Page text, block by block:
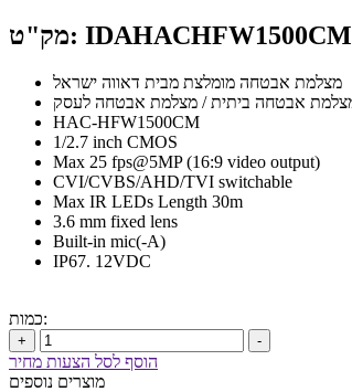
מק"ט: IDAHACHFW1500CM
HAC-HFW1500CM
1/2.7 inch CMOS
Max 25 fps@5MP (16:9 video output)
CVI/CVBS/AHD/TVI switchable
Max IR LEDs Length 30m
3.6 mm fixed lens
Built-in mic(-A)
IP67. 12VDC
כמות:
+ -
הוסף לסל הצעות מחיר
מוצרים נוספים